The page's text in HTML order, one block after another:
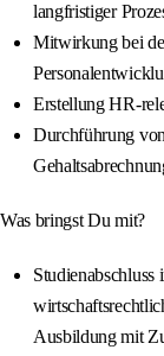
langfristiger
Mitwirkung bei
Erstellung HR-
Durchführung
Was bringst Du mit?
Studienabschluss
Ausbildung mit